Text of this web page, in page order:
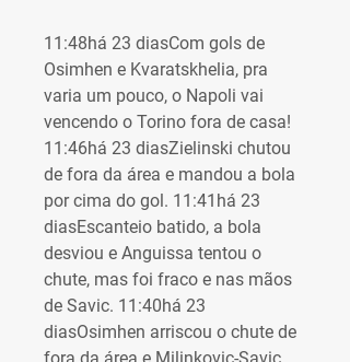
11:48há 23 diasCom gols de
Osimhen e Kvaratskhelia, pra
varia um pouco, o Napoli vai
vencendo o Torino fora de casa!
11:46há 23 diasZielinski chutou
de fora da área e mandou a bola
por cima do gol. 11:41há 23
diasEscanteio batido, a bola
desviou e Anguissa tentou o
chute, mas foi fraco e nas mãos
de Savic. 11:40há 23
diasOsimhen arriscou o chute de